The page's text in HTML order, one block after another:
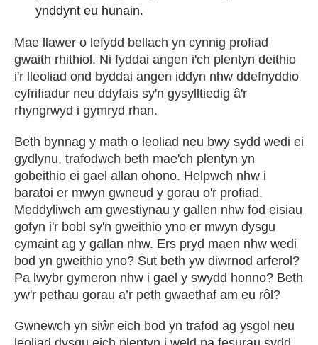
ynddynt eu hunain.
Mae llawer o lefydd bellach yn cynnig profiad
gwaith rhithiol. Ni fyddai angen i'ch plentyn deithio
i'r lleoliad ond byddai angen iddyn nhw ddefnyddio
cyfrifiadur neu ddyfais sy'n gysylltiedig â'r
rhyngrwyd i gymryd rhan.
Beth bynnag y math o leoliad neu bwy sydd wedi ei
gydlynu, trafodwch beth mae'ch plentyn yn
gobeithio ei gael allan ohono. Helpwch nhw i
baratoi er mwyn gwneud y gorau o'r profiad.
Meddyliwch am gwestiynau y gallen nhw fod eisiau
gofyn i'r bobl sy'n gweithio yno er mwyn dysgu
cymaint ag y gallan nhw. Ers pryd maen nhw wedi
bod yn gweithio yno? Sut beth yw diwrnod arferol?
Pa lwybr gymeron nhw i gael y swydd honno? Beth
yw'r pethau gorau a’r peth gwaethaf am eu rôl?
Gwnewch yn siŵr eich bod yn trafod ag ysgol neu